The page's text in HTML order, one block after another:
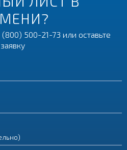
(800) 500-21-73 или оставьте
заявку